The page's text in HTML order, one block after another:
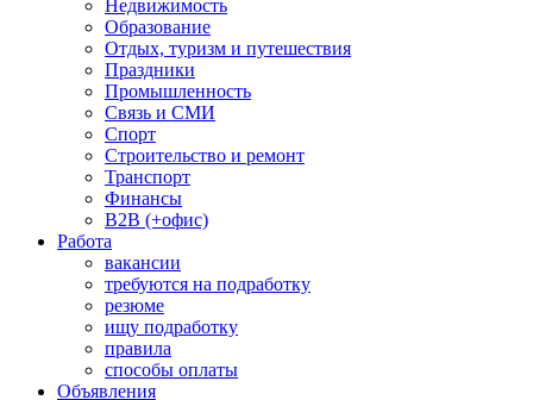
Недвижимость
Образование
Отдых, туризм и путешествия
Праздники
Промышленность
Связь и СМИ
Спорт
Строительство и ремонт
Транспорт
Финансы
B2B (+офис)
Работа
вакансии
требуются на подработку
резюме
ищу подработку
правила
способы оплаты
Объявления